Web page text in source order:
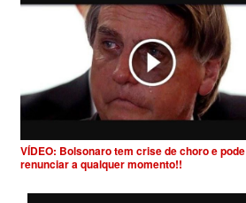
VÍDEO: Bolsonaro tem crise de choro e pode
renunciar a qualquer momento!!